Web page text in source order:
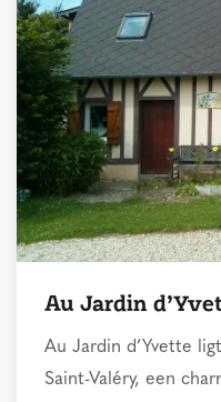
Au Jardin
Au Jardin d’Yvette
Saint-Valéry, een